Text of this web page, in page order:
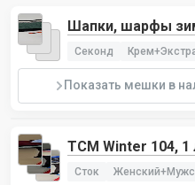
Шапки, шарфы
Секонд
Показать мешки в
TCM Winter 104, 1
Сток